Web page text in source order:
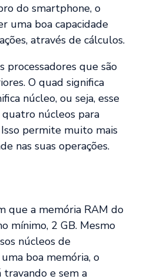
do smartphone, o
uma boa capacidade
através de cálculos.
processadores que são
O quad significa
núcleo, ou seja, esse
núcleos para
Isso permite muito mais
nas suas operações.
que a memória RAM do
mínimo, 2 GB. Mesmo
núcleos de
boa memória, o
e sem a